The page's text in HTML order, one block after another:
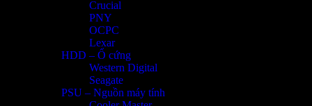
Crucial
PNY
OCPC
Lexar
HDD – Ổ cứng
Western Digital
Seagate
PSU – Nguồn máy tính